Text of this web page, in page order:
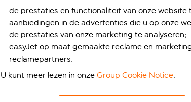
de prestaties en functionaliteit van onze website
aanbiedingen in de advertenties die u op onze
de prestaties van onze marketing te analyseren;
easyJet op maat gemaakte reclame en
reclamepartners.
U kunt meer lezen in onze Group Cookie Notice.